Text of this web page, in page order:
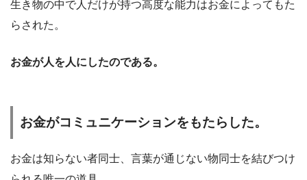
生き物の中で人だけが持つ高度な能力はお金によってもた
らされた。
お金が人を人にしたのである。
お金がコミュニケーションをもたらした。
お金は知らない者同士、言葉が通じない物同士を結びつけ